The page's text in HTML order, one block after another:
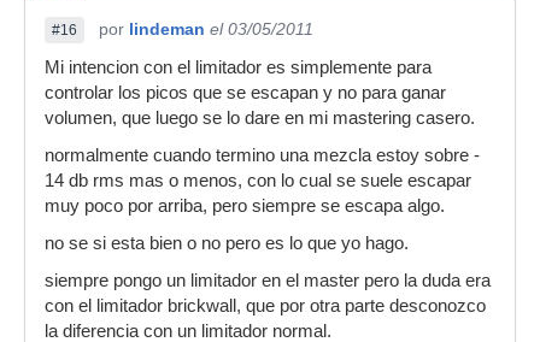
#16 por lindeman el 03/05/2011
Mi intencion con el limitador es simplemente para
controlar los picos que se escapan y no para ganar
volumen, que luego se lo dare en mi mastering casero.
normalmente cuando termino una mezcla estoy sobre -
14 db rms mas o menos, con lo cual se suele escapar
muy poco por arriba, pero siempre se escapa algo.
no se si esta bien o no pero es lo que yo hago.
siempre pongo un limitador en el master pero la duda era
con el limitador brickwall, que por otra parte desconozco
la diferencia con un limitador normal.